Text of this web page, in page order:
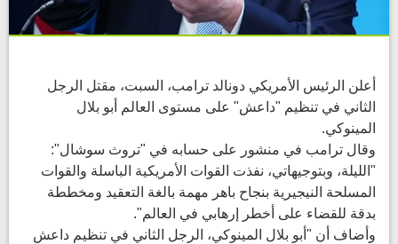
أعلن الرئيس الأمريكي دونالد ترامب، السبت، مقتل الرجل
الثاني في تنظيم "داعش" على مستوى العالم أبو بلال
المينوكي.
وقال ترامب في منشور على حسابه في "تروث سوشال":
"الليلة، وبتوجيهاتي، نفذت القوات الأمريكية الباسلة والقوات
المسلحة النيجيرية بنجاح باهر مهمة بالغة التعقيد ومخططة
بدقة للقضاء على أخطر إرهابي في العالم".
وأضاف أن "أبو بلال المينوكي، الرجل الثاني في تنظيم داعش